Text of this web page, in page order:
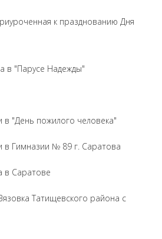
к празднованию Дня
в "Парусе Надежды"
в "День пожилого человека"
в Гимназии № 89 г. Саратова
в Саратове
Татищевского района с